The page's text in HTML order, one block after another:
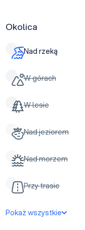
Okolica
Nad rzeką
W górach
W lesie
Nad jeziorem
Nad morzem
Przy trasie
Pokaż wszystkie